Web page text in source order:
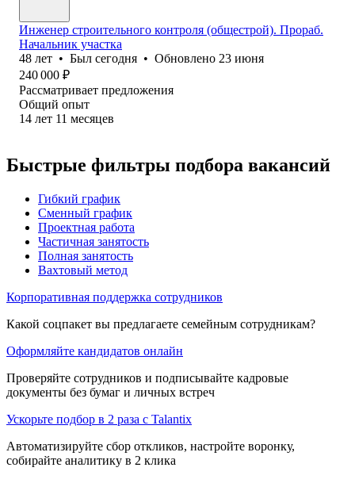
Инженер строительного контроля (общестрой). Прораб.
Начальник участка
48 лет • Был сегодня • Обновлено 23 июня
240 000 ₽
Рассматривает предложения
Общий опыт
14 лет 11 месяцев
Быстрые фильтры подбора вакансий
Гибкий график
Сменный график
Проектная работа
Частичная занятость
Полная занятость
Вахтовый метод
Корпоративная поддержка сотрудников
Какой соцпакет вы предлагаете семейным сотрудникам?
Оформляйте кандидатов онлайн
Проверяйте сотрудников и подписывайте кадровые
документы без бумаг и личных встреч
Ускорьте подбор в 2 раза с Talantix
Автоматизируйте сбор откликов, настройте воронку,
собирайте аналитику в 2 клика